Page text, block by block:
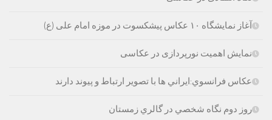
آغاز نمایشگاه ۱۰ عکاس پیشکسوت در موزه امام علی (ع)
نمایش اهمیت نورپردازی در عکاسی
عكاس فرانسوي:ايراني ها با تصوير ارتباط و پيوند دارند
روز دوم نگاه شخصي در گالري زمستان